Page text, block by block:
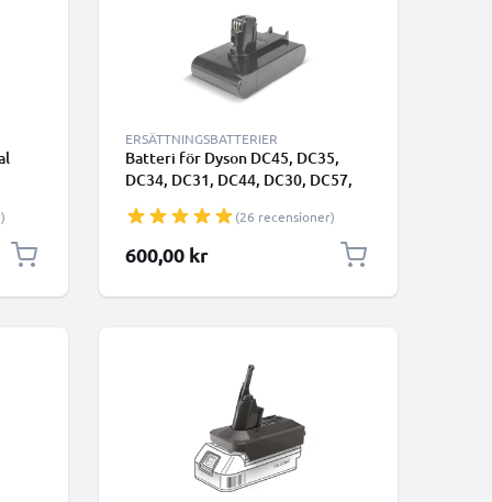
ERSÄTTNINGSBATTERIER
Batteri för Dyson DC45, DC35,
DC34, DC31, DC44, DC30, DC57,
för typ A - från CELLONIC -
Klickbatteri
(26 recensioner)
600,00 kr